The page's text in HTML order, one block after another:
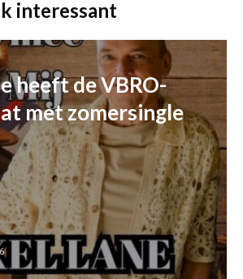
interessant
heeft de VBRO-
met zomersingle